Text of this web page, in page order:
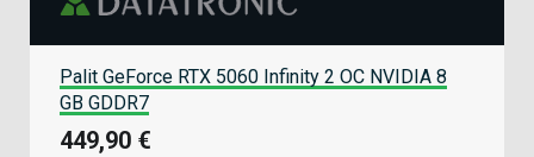
Palit GeForce RTX 5060 Infinity 2 OC NVIDIA 8
GB GDDR7
449,90 €